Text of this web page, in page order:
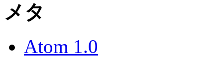
メタ
Atom 1.0